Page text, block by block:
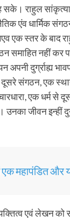
सके। राहुल
एंव धार्मिक
एक स्तर के बाद
समाहित नहीं कर
अपनी दुर्ग्राह्य
संगठन, एक
एक धर्म से
जीवन इन्हीं
एक महापंडित और
एवं लेखन